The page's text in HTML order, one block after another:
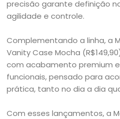
precisão garante definição
agilidade e controle.
Complementando a linha, a
Vanity Case Mocha
com acabamento premium
funcionais, pensado para
prática, tanto no dia a dia
Com esses lançamentos, a